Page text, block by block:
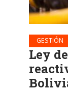
GESTIÓN
Ley